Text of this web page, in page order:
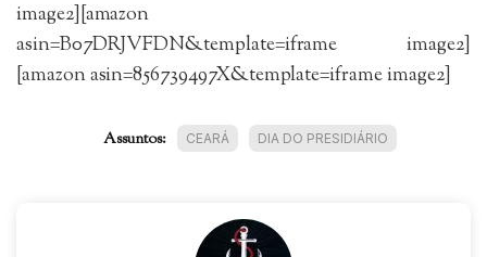
image2][amazon
asin=B07DRJVFDN&template=iframe image2]
[amazon asin=856739497X&template=iframe image2]
Assuntos: CEARÁ DIA DO PRESIDIÁRIO